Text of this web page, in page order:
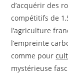
d’acquérir des
compétitifs de
l’agriculture
l’empreinte
comme pour
mystérieuse